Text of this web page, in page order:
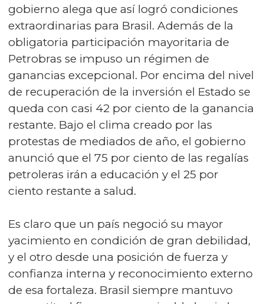
gobierno alega que así logró condiciones
extraordinarias para Brasil. Además de la
obligatoria participación mayoritaria de
Petrobras se impuso un régimen de
ganancias excepcional. Por encima del nivel
de recuperación de la inversión el Estado se
queda con casi 42 por ciento de la ganancia
restante. Bajo el clima creado por las
protestas de mediados de año, el gobierno
anunció que el 75 por ciento de las regalías
petroleras irán a educación y el 25 por
ciento restante a salud.
Es claro que un país negoció su mayor
yacimiento en condición de gran debilidad,
y el otro desde una posición de fuerza y
confianza interna y reconocimiento externo
de esa fortaleza. Brasil siempre mantuvo